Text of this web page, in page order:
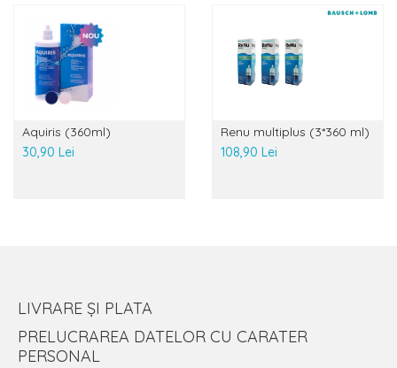
Aquiris (360ml)
30,90 Lei
Renu multiplus (3*360 ml)
108,90 Lei
LIVRARE ȘI PLATA
PRELUCRAREA DATELOR CU CARATER
PERSONAL